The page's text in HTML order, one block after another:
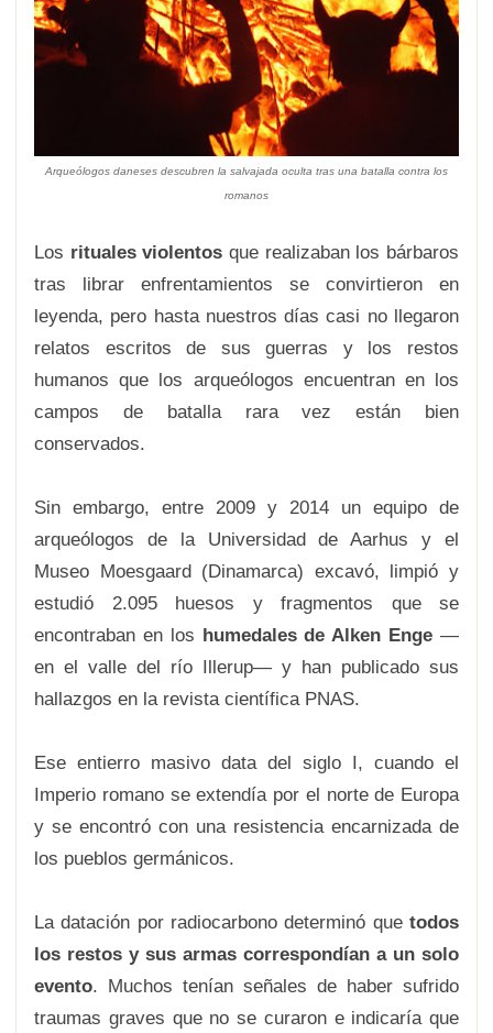
Arqueólogos daneses descubren la salvajada oculta tras una batalla contra los
romanos
Los rituales violentos que realizaban los bárbaros
tras librar enfrentamientos se convirtieron en
leyenda, pero hasta nuestros días casi no llegaron
relatos escritos de sus guerras y los restos
humanos que los arqueólogos encuentran en los
campos de batalla rara vez están bien
conservados.
Sin embargo, entre 2009 y 2014 un equipo de
arqueólogos de la Universidad de Aarhus y el
Museo Moesgaard (Dinamarca) excavó, limpió y
estudió 2.095 huesos y fragmentos que se
encontraban en los humedales de Alken Enge —
en el valle del río Illerup— y han publicado sus
hallazgos en la revista científica PNAS.
Ese entierro masivo data del siglo I, cuando el
Imperio romano se extendía por el norte de Europa
y se encontró con una resistencia encarnizada de
los pueblos germánicos.
La datación por radiocarbono determinó que todos
los restos y sus armas correspondían a un solo
evento. Muchos tenían señales de haber sufrido
traumas graves que no se curaron e indicaría que